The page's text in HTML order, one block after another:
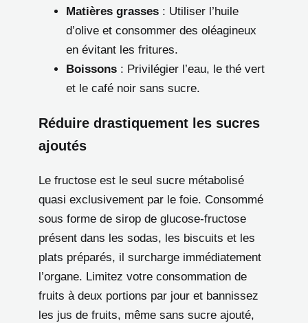
Matières grasses : Utiliser l’huile
d’olive et consommer des oléagineux
en évitant les fritures.
Boissons : Privilégier l’eau, le thé vert
et le café noir sans sucre.
Réduire drastiquement les sucres
ajoutés
Le fructose est le seul sucre métabolisé
quasi exclusivement par le foie. Consommé
sous forme de sirop de glucose-fructose
présent dans les sodas, les biscuits et les
plats préparés, il surcharge immédiatement
l’organe. Limitez votre consommation de
fruits à deux portions par jour et bannissez
les jus de fruits, même sans sucre ajouté,